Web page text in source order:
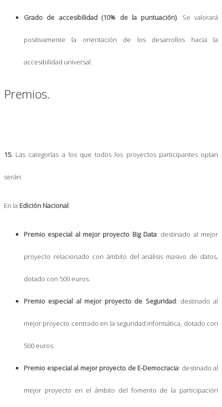
Grado de accesibilidad (10% de la puntuación). Se valorará
positivamente la orientación de los desarrollos hacia la
accesibilidad universal.
Premios.
15. Las categorías a los que todos los proyectos participantes optan
serán:
En la Edición Nacional:
Premio especial al mejor proyecto Big Data: destinado al mejor
proyecto relacionado con ámbito del análisis masivo de datos,
dotado con 500 euros.
Premio especial al mejor proyecto de Seguridad: destinado al
mejor proyecto centrado en la seguridad informática, dotado con
500 euros.
Premio especial al mejor proyecto de E-Democracia: destinado al
mejor proyecto en el ámbito del fomento de la participación